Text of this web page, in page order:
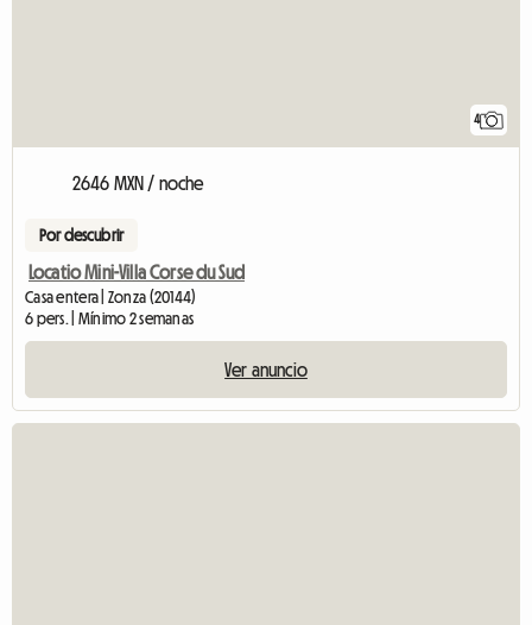
4
2646 MXN / noche
Por descubrir
Locatio Mini-Villa Corse du Sud
Casa entera | Zonza (20144)
6 pers. | Mínimo 2 semanas
Ver anuncio